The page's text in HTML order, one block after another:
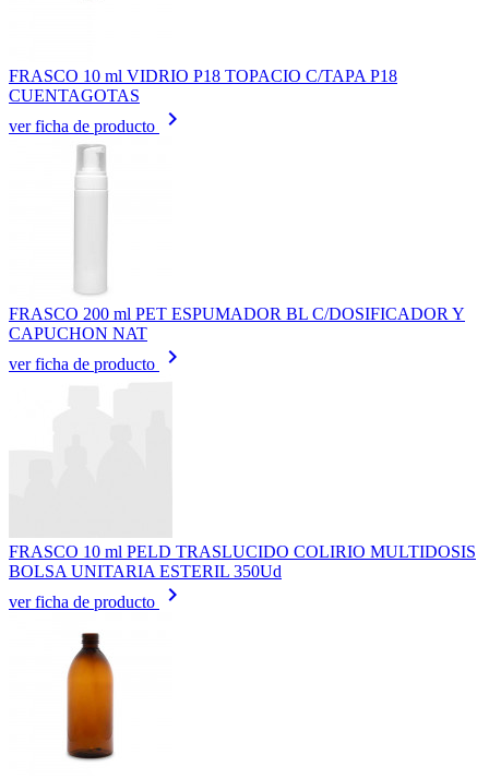
FRASCO 10 ml VIDRIO P18 TOPACIO C/TAPA P18
CUENTAGOTAS
ver ficha de producto
keyboard_arrow_right
FRASCO 200 ml PET ESPUMADOR BL C/DOSIFICADOR Y
CAPUCHON NAT
ver ficha de producto
keyboard_arrow_right
FRASCO 10 ml PELD TRASLUCIDO COLIRIO MULTIDOSIS
BOLSA UNITARIA ESTERIL 350Ud
ver ficha de producto
keyboard_arrow_right